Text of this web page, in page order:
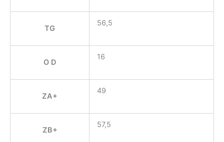
TG
56,5
O D
16
ZA+
49
ZB+
57,5